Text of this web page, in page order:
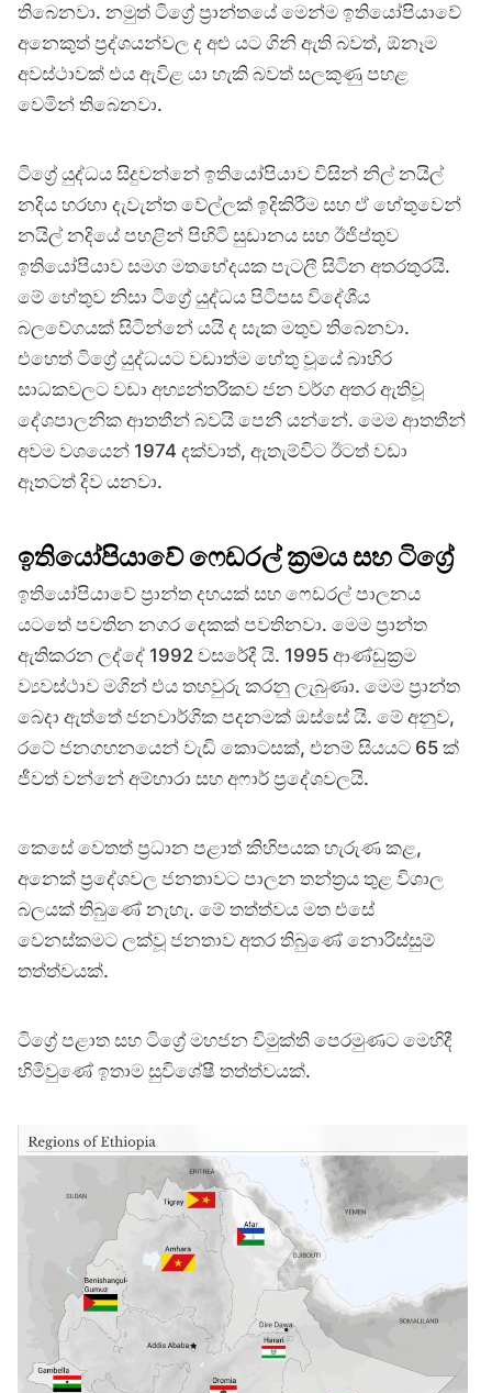
තිබෙනවා. නමුත් ටිග්‍රේ ප්‍රාන්තයේ මෙන්ම ඉතියෝපියාවේ
අනෙකුත් ප්‍රද්ශයන්වල ද අළු යට ගිනි ඇති බවත්, ඕනෑම
අවස්ථාවක් එය ඇවිළ යා හැකි බවත් සලකුණු පහළ
වෙමින් තිබෙනවා.
ටිග්‍රේ යුද්ධය සිදුවන්නේ ඉතියෝපියාව විසින් නිල් නයිල්
නදිය හරහා දැවැන්ත වේල්ලක් ඉදිකිරීම සහ ඒ හේතුවෙන්
නයිල් නදියේ පහළින් පිහිටි සුඩානය සහ ඊජිප්තුව
ඉතියෝපියාව සමග මතභේදයක පැටලී සිටින අතරතුරයි.
මේ හේතුව නිසා ටිග්‍රේ යුද්ධය පිටිපස විදේශීය
බලවේගයක් සිටින්නේ යයි ද සැක මතුව තිබෙනවා.
එහෙත් ටිග්‍රේ යුද්ධයට වඩාත්ම හේතු වූයේ බාහිර
සාධකවලට වඩා අභ්‍යන්තරිකව ජන වර්ග අතර ඇතිවූ
දේශපාලනික ආතතීන් බවයි පෙනී යන්නේ. මෙම ආතතීන්
අවම වශයෙන් 1974 දක්වාත්, ඇතැම්විට ඊටත් වඩා
ඈතටත් දිව යනවා.
ඉතියෝපියාවේ ෆෙඩරල් ක්‍රමය සහ ටිග්‍රේ
ඉතියෝපියාවේ ප්‍රාන්ත දහයක් සහ ෆෙඩරල් පාලනය
යටතේ පවතින නගර දෙකක් පවතිනවා. මෙම ප්‍රාන්ත
ඇතිකරන ලද්දේ 1992 වසරේදී යි. 1995 ආණ්ඩුක්‍රම
ව්‍යවස්ථාව මගින් එය තහවුරු කරනු ලැබුණා. මෙම ප්‍රාන්ත
බෙදා ඇත්තේ ජනවාර්ගික පදනමක් ඔස්සේ යි. මේ අනුව,
රටේ ජනගහනයෙන් වැඩි කොටසක්, එනම් සියයට 65 ක්
ජීවත් වන්නේ අම්හාරා සහ අෆාර් ප්‍රදේශවලයි.
කෙසේ වෙතත් ප්‍රධාන පළාත් කිහිපයක හැරුණ කළ,
අනෙක් ප්‍රදේශවල ජනතාවට පාලන තන්ත්‍රය තුළ විශාල
බලයක් තිබුණේ නැහැ. මේ තත්ත්වය මත එසේ
වෙනස්කමට ලක්වූ ජනතාව අතර තිබුණේ නොරිස්සුම්
තත්ත්වයක්.
ටිග්‍රේ පළාත සහ ටිග්‍රේ මහජන විමුක්ති පෙරමුණට මෙහිදී
හිමිවුණේ ඉතාම සුවිශේෂී තත්ත්වයක්.